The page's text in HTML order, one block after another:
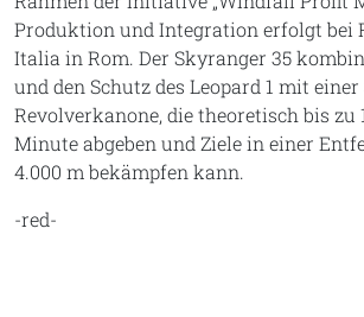
Produktion und Integration erfolgt bei
Italia in Rom. Der Skyranger 35
und den Schutz des Leopard 1 mit
Revolverkanone, die theoretisch bis zu
Minute abgeben und Ziele in einer
4.000 m bekämpfen kann.
-red-